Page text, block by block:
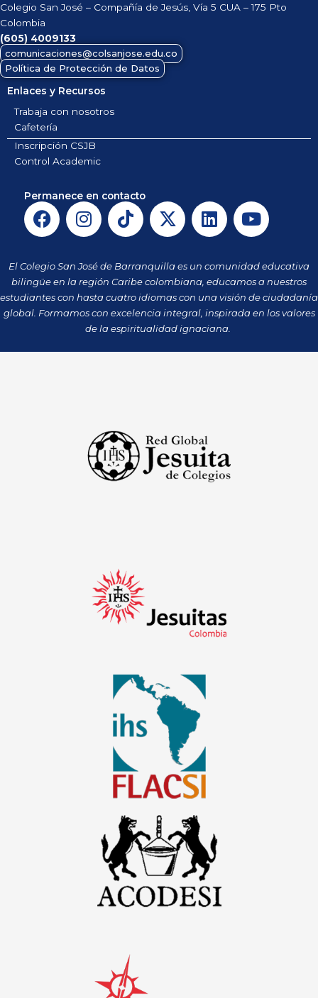
Colegio San José – Compañía de Jesús, Vía 5 CUA – 175 Pto
Colombia
(605) 4009133
comunicaciones@colsanjose.edu.co
Política de Protección de Datos
Enlaces y Recursos
Trabaja con nosotros
Cafetería
Inscripción CSJB
Control Academic
Permanece en contacto
F
a
e
b
o
o
I
n
t
a
g
r
a
m
T
i
t
o
k
X
-
w
i
t
t
e
r
L
i
k
e
d
i
n
Y
o
t
u
b
e
El Colegio San José de Barranquilla es un comunidad educativa
bilingüe en la región Caribe colombiana, educamos a nuestros
estudiantes con hasta cuatro idiomas con una visión de ciudadanía
global. Formamos con excelencia integral, inspirada en los valores
de la espiritualidad ignaciana.